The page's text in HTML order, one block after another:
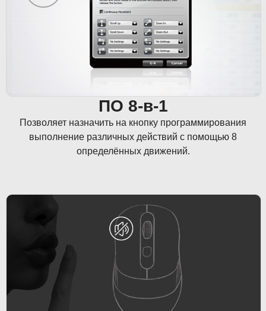
ПО 8-в-1
Позволяет назначить на кнопку программирования
выполнение различных действий с помощью 8
определённых движений.